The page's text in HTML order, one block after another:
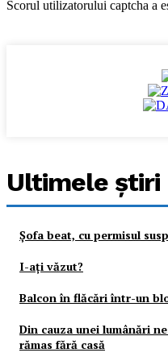
Scorul utilizatorului captcha a
Ultimele ştiri
Şofa beat, cu permisul
I-aţi văzut?
Balcon în flăcări într-un
Din cauza unei lumânări
rămas fără casă